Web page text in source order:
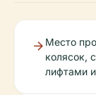
Место
колясок,
лифтами